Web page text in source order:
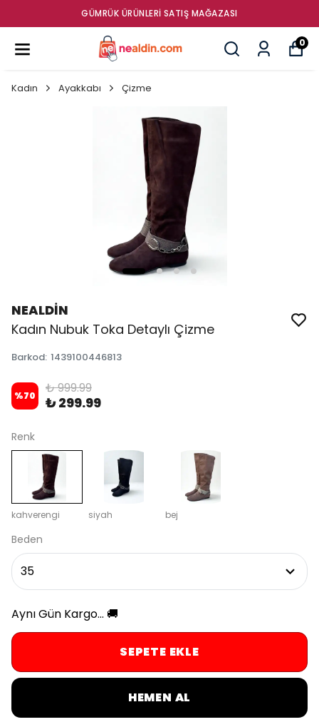
GÜMRÜK ÜRÜNLERI SATIŞ MAĞAZASI
0
Kadın Ayakkabı Çizme
NEALDİN
Kadın Nubuk Toka Detaylı Çizme
Barkod: 1439100446813
%70 ₺ 999.99
₺ 299.99
Renk
kahverengi siyah bej
Beden
Aynı Gün Kargo... 🚚
SEPETE EKLE
HEMEN AL